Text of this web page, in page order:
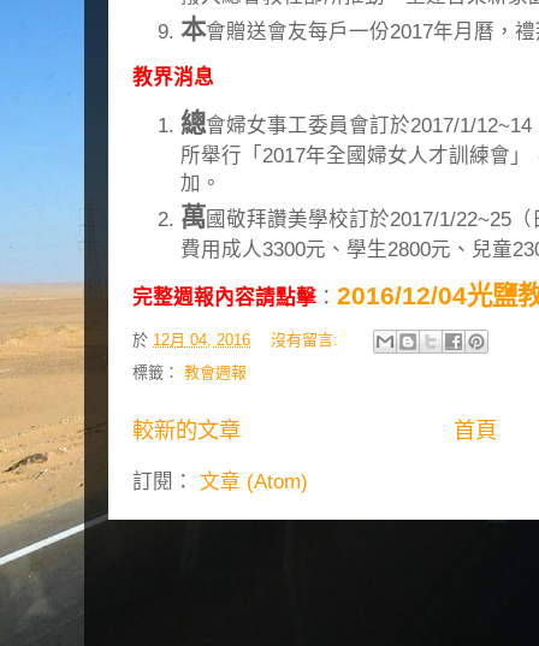
本會贈送會友每戶一份2017年月曆，
教界消息
總會婦女事工委員會訂於2017/1/
所舉行「2017年全國婦女人才訓練會
加。
萬國敬拜讚美學校訂於2017/1/22~25
費用成人3300元、學生2800元、兒童
完整週報內容請點擊 ： 2016/12/04光鹽
於 12月 04, 2016
沒有留言:
標籤： 教會週報
較新的文章 首頁
訂閱： 文章 (Atom)